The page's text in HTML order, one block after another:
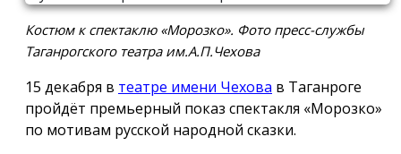
Костюм к спектаклю «Морозко». Фото пресс-службы
Таганрогского театра им.А.П.Чехова
15 декабря в театре имени Чехова в Таганроге
пройдёт премьерный показ спектакля «Морозко»
по мотивам русской народной сказки.